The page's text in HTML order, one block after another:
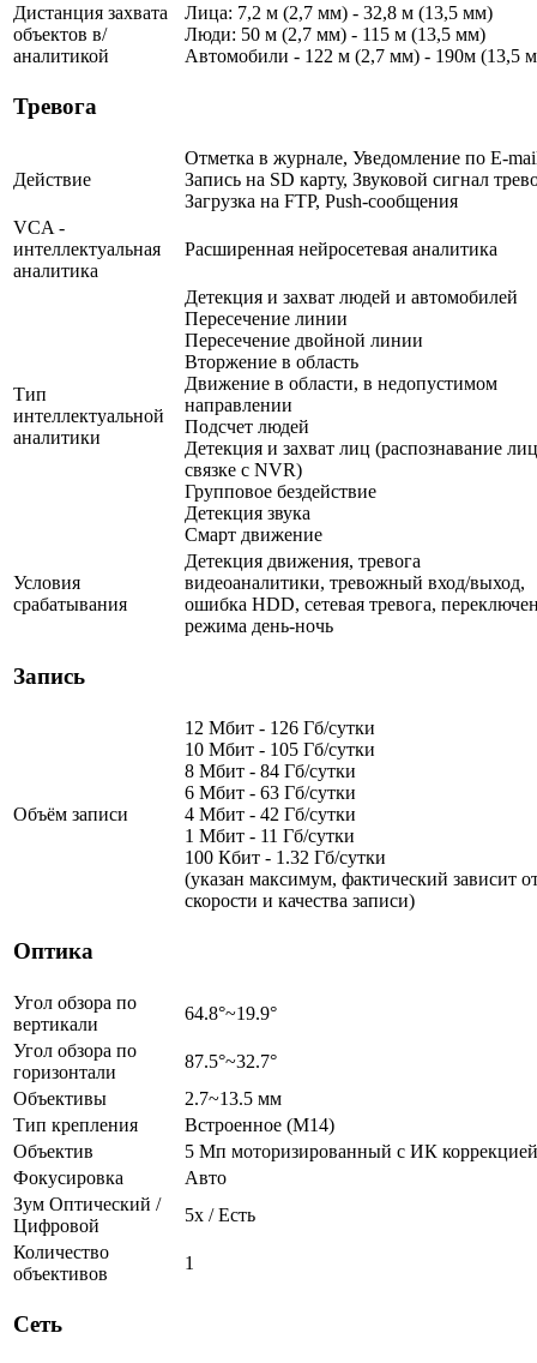
Дистанция захвата
объектов в/
аналитикой
Лица: 7,2 м (2,7 мм) - 32,8 м (13,5 мм)
Люди: 50 м (2,7 мм) - 115 м (13,5 мм)
Автомобили - 122 м (2,7 мм) - 190м (13,5
Тревога
Действие
Отметка в журнале, Уведомление по E-
Запись на SD карту, Звуковой сигнал
Загрузка на FTP, Push-сообщения
VCA -
интеллектуальная
аналитика
Расширенная нейросетевая аналитика
Тип
интеллектуальной
аналитики
Детекция и захват людей и автомобилей
Пересечение линии
Пересечение двойной линии
Вторжение в область
Движение в области, в недопустимом
направлении
Подсчет людей
Детекция и захват лиц (распознавание
связке с NVR)
Групповое бездействие
Детекция звука
Смарт движение
Условия
срабатывания
Детекция движения, тревога
видеоаналитики, тревожный вход/выход,
ошибка HDD, сетевая тревога,
режима день-ночь
Запись
Объём записи
12 Мбит - 126 Гб/сутки
10 Мбит - 105 Гб/сутки
8 Мбит - 84 Гб/сутки
6 Мбит - 63 Гб/сутки
4 Мбит - 42 Гб/сутки
1 Мбит - 11 Гб/сутки
100 Кбит - 1.32 Гб/сутки
(указан максимум, фактический зависит
скорости и качества записи)
Оптика
Угол обзора по
вертикали
64.8°~19.9°
Угол обзора по
горизонтали
87.5°~32.7°
Объективы
2.7~13.5 мм
Тип крепления
Встроенное (M14)
Объектив
5 Мп моторизированный c ИК коррекцией
Фокусировка
Авто
Зум Оптический /
Цифровой
5х / Есть
Количество
объективов
1
Сеть